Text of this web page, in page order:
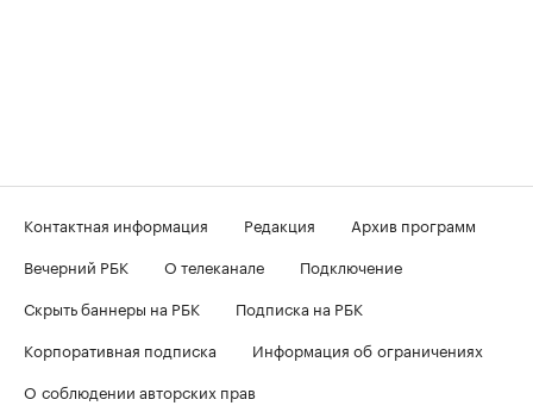
Контактная информация Редакция
Архив программ
Вечерний РБК
О телеканале
Подключение
Скрыть баннеры на РБК
Подписка на РБК
Корпоративная подписка
Информация об ограничениях
О соблюдении авторских прав